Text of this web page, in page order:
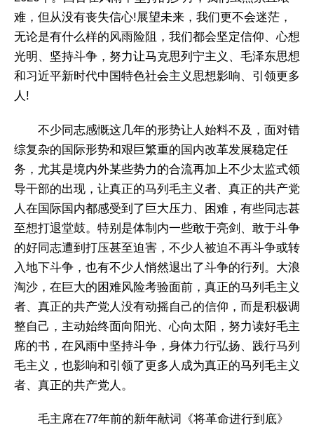
难，但从没有丧失信心!展望未来，我们更不会迷茫，
无论是有什么样的风雨险阻，我们都会坚定信仰、心想
光明、坚持斗争，努力让马克思列宁主义、毛泽东思想
和习近平新时代中国特色社会主义思想影响、引领更多
人!
不少同志感慨这几年的形势让人始料不及，面对错
综复杂的国际形势和艰巨繁重的国内改革发展稳定任
务，尤其是境内外某些势力的合流再加上不少太监式领
导干部的出现，让真正的马列毛主义者、真正的共产党
人在国际国内都感受到了巨大压力、困难，有些同志甚
至想打退堂鼓。特别是体制内一些敢于亮剑、敢于斗争
的好同志遭到打压甚至迫害，不少人被迫不再斗争或转
入地下斗争，也有不少人悄然退出了斗争的行列。大浪
淘沙，在巨大的困难风险考验面前，真正的马列毛主义
者、真正的共产党人没有动摇自己的信仰，而是积极调
整自己，主动始终面向阳光、心向太阳，努力读好毛主
席的书，在风雨中坚持斗争，身体力行弘扬、践行马列
毛主义，也影响和引领了更多人成为真正的马列毛主义
者、真正的共产党人。
毛主席在77年前的新年献词《将革命进行到底》